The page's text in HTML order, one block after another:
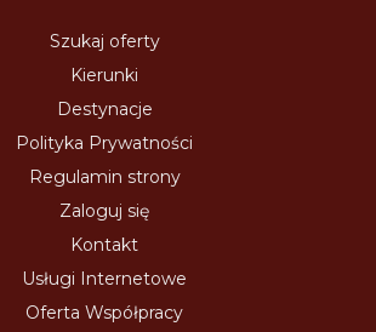
Szukaj oferty
Kierunki
Destynacje
Polityka Prywatności
Regulamin strony
Zaloguj się
Kontakt
Usługi Internetowe
Oferta Współpracy